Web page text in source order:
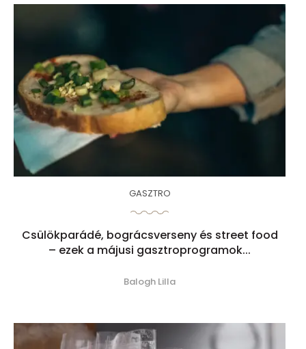
GASZTRO
Csülökparádé, bográcsverseny és street food
– ezek a májusi gasztroprogramok...
Balogh Lilla